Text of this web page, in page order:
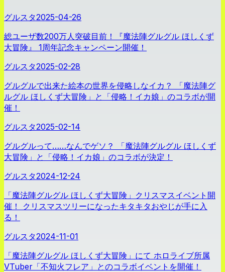
グルスタ2025-04-26
総ユーザ数200万人突破目前！『魔法陣グルグル ほしくず
大冒険』 1周年記念キャンペーン開催！
グルスタ2025-02-28
グルグルで出来た絵本の世界を侵略しなイカ？ 「魔法陣グ
ルグル ほしくず大冒険」と「侵略！イカ娘」のコラボが開
催！
グルスタ2025-02-14
グルグルって……なんでゲソ？ 「魔法陣グルグル ほしくず
大冒険」と「侵略！イカ娘」のコラボが決定！
グルスタ2024-12-24
「魔法陣グルグル ほしくず大冒険」クリスマスイベント開
催！ クリスマスツリーになったキタキタおやじが手に入
る！
グルスタ2024-11-01
「魔法陣グルグル ほしくず大冒険」にて ホロライブ所属
VTuber「不知火フレア」とのコラボイベントを開催！